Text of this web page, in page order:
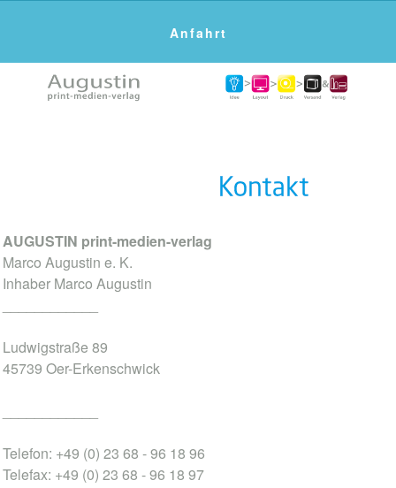
Anfahrt
Kontakt
Datenschutz
AUGUSTIN print-medien-verlag
Marco Augustin e. K.
Inhaber Marco Augustin
Ludwigstraße 89
45739 Oer-Erkenschwick
Telefon: +49 (0) 23 68 - 96 18 96
Telefax: +49 (0) 23 68 - 96 18 97